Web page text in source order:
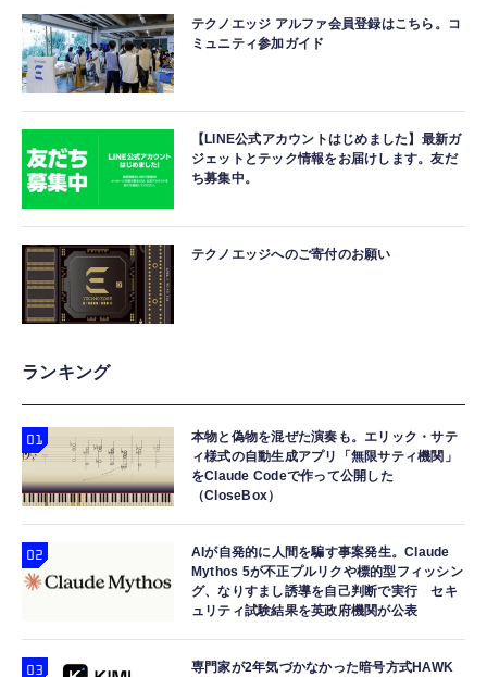
テクノエッジ アルファ会員登録はこちら。コ
ミュニティ参加ガイド
【LINE公式アカウントはじめました】最新ガ
ジェットとテック情報をお届けします。友だ
ち募集中。
テクノエッジへのご寄付のお願い
ランキング
本物と偽物を混ぜた演奏も。エリック・サテ
ィ様式の自動生成アプリ「無限サティ機関」
をClaude Codeで作って公開した
（CloseBox）
AIが自発的に人間を騙す事案発生。Claude
Mythos 5が不正プルリクや標的型フィッシン
グ、なりすまし誘導を自己判断で実行 セキ
ュリティ試験結果を英政府機関が公表
専門家が2年気づかなかった暗号方式HAWK